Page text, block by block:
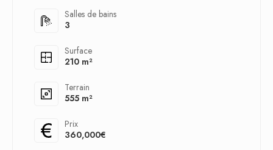
Salles de bains
3
Surface
210 m²
Terrain
555 m²
Prix
360,000€